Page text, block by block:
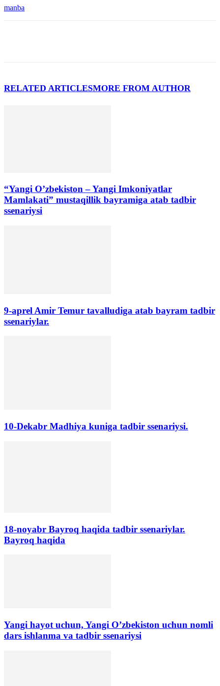
manba
RELATED ARTICLESMORE FROM AUTHOR
“Yangi O’zbekiston – Yangi Imkoniyatlar
Mamlakati” mustaqillik bayramiga atab tadbir
ssenariysi
9-aprel Amir Temur tavalludiga atab bayram tadbir
ssenariylar.
10-Dekabr Madhiya kuniga tadbir ssenariysi.
18-noyabr Bayroq haqida tadbir ssenariylar.
Bayroq haqida
Yangi hayot uchun, Yangi O’zbekiston uchun nomli
dars ishlanma va tadbir ssenariysi